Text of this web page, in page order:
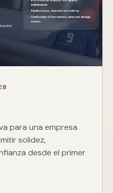
para una empresa
solidez,
desde el primer